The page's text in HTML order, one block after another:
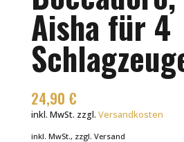
Aisha für 4
24,90 €
inkl. MwSt. zzgl. Versandkosten
inkl. MwSt., zzgl. Versand